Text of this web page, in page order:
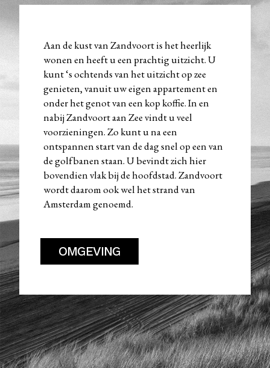
Aan de kust van Zandvoort is het heerlijk
wonen en heeft u een prachtig uitzicht. U
kunt ‘s ochtends van het uitzicht op zee
genieten, vanuit uw eigen appartement en
onder het genot van een kop koffie. In en
nabij Zandvoort aan Zee vindt u veel
voorzieningen. Zo kunt u na een
ontspannen start van de dag snel op een van
de golfbanen staan. U bevindt zich hier
bovendien vlak bij de hoofdstad. Zandvoort
wordt daarom ook wel het strand van
Amsterdam genoemd.
OMGEVING